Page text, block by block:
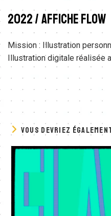
2022 / AFFICHE FLOW
Mission : Illustration
Illustration digitale réalisée
VOUS DEVRIEZ